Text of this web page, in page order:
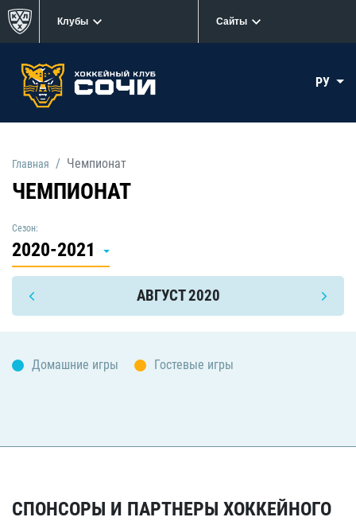
Клубы Сайты
РУ
Главная Чемпионат
ЧЕМПИОНАТ
Сезон:
2020-2021
АВГУСТ 2020
Домашние игры Гостевые игры
СПОНСОРЫ И ПАРТНЕРЫ ХОККЕЙНОГО